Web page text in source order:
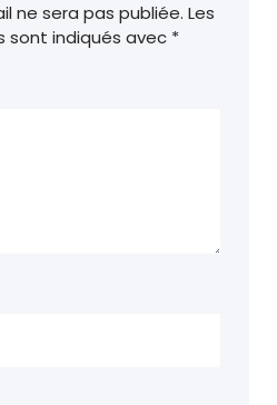
ne sera pas publiée. Les
sont indiqués avec *